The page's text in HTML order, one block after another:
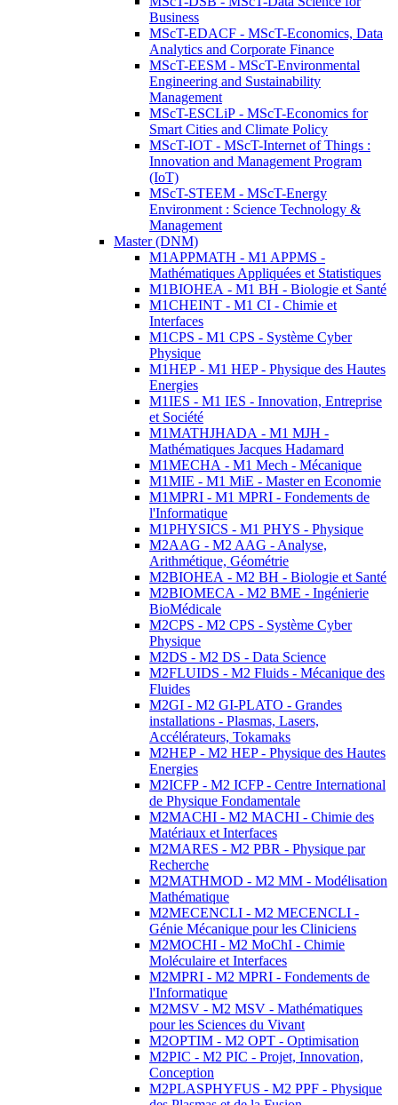
Business
MScT-EDACF - MScT-Economics, Data
Analytics and Corporate Finance
MScT-EESM - MScT-Environmental
Engineering and Sustainability
Management
MScT-ESCLiP - MScT-Economics for
Smart Cities and Climate Policy
MScT-IOT - MScT-Internet of Things :
Innovation and Management Program
(IoT)
MScT-STEEM - MScT-Energy
Environment : Science Technology &
Management
Master (DNM)
M1APPMATH - M1 APPMS -
Mathématiques Appliquées et Statistiques
M1BIOHEA - M1 BH - Biologie et Santé
M1CHEINT - M1 CI - Chimie et
Interfaces
M1CPS - M1 CPS - Système Cyber
Physique
M1HEP - M1 HEP - Physique des Hautes
Energies
M1IES - M1 IES - Innovation, Entreprise
et Société
M1MATHJHADA - M1 MJH -
Mathématiques Jacques Hadamard
M1MECHA - M1 Mech - Mécanique
M1MIE - M1 MiE - Master en Economie
M1MPRI - M1 MPRI - Fondements de
l'Informatique
M1PHYSICS - M1 PHYS - Physique
M2AAG - M2 AAG - Analyse,
Arithmétique, Géométrie
M2BIOHEA - M2 BH - Biologie et Santé
M2BIOMECA - M2 BME - Ingénierie
BioMédicale
M2CPS - M2 CPS - Système Cyber
Physique
M2DS - M2 DS - Data Science
M2FLUIDS - M2 Fluids - Mécanique des
Fluides
M2GI - M2 GI-PLATO - Grandes
installations - Plasmas, Lasers,
Accélérateurs, Tokamaks
M2HEP - M2 HEP - Physique des Hautes
Energies
M2ICFP - M2 ICFP - Centre International
de Physique Fondamentale
M2MACHI - M2 MACHI - Chimie des
Matériaux et Interfaces
M2MARES - M2 PBR - Physique par
Recherche
M2MATHMOD - M2 MM - Modélisation
Mathématique
M2MECENCLI - M2 MECENCLI -
Génie Mécanique pour les Cliniciens
M2MOCHI - M2 MoChI - Chimie
Moléculaire et Interfaces
M2MPRI - M2 MPRI - Fondements de
l'Informatique
M2MSV - M2 MSV - Mathématiques
pour les Sciences du Vivant
M2OPTIM - M2 OPT - Optimisation
M2PIC - M2 PIC - Projet, Innovation,
Conception
M2PLASPHYFUS - M2 PPF - Physique